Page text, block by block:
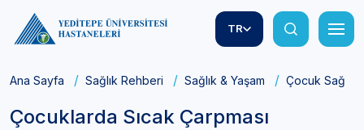
TR
Ana Sayfa Sağlık Rehberi Sağlık & Yaşam Çocuk Sağlığı
Çocuklarda Sıcak Çarpması